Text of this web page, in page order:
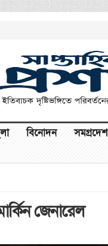
বিনোদন সমগ্রদেশ
জেনারেল